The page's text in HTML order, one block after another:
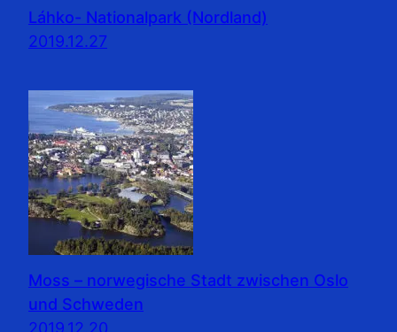
Láhko- Nationalpark (Nordland)
2019.12.27
Moss – norwegische Stadt zwischen Oslo
und Schweden